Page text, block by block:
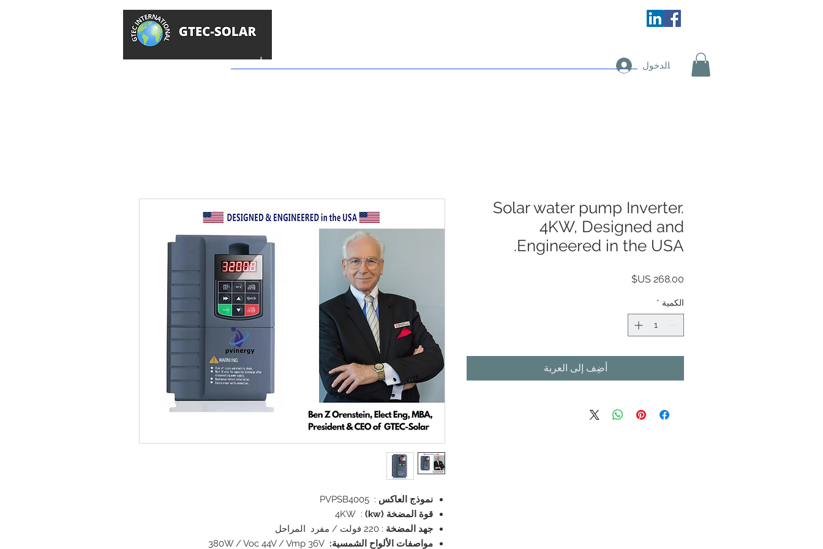
GTEC - سولار
محل اتصل بنا تسجيل الدخول
نموذج العاكس : PVPSB4005
قوة المضخة (kw)
: 4KW
جهد المضخة : 220 فولت / مفرد المراحل
مواصفات الألواح الشمسية:
Solar water pump Inverter.
4KW, Designed and
Engineered in the USA.
السعر
الكمية *
أضِف إلى العربة